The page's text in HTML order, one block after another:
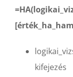
kifejezés